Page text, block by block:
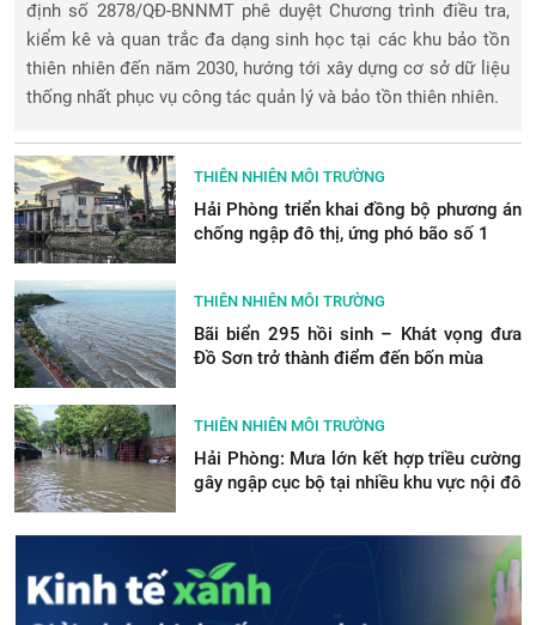
định số 2878/QĐ-BNNMT phê duyệt Chương trình điều tra,
kiểm kê và quan trắc đa dạng sinh học tại các khu bảo tồn
thiên nhiên đến năm 2030, hướng tới xây dựng cơ sở dữ liệu
thống nhất phục vụ công tác quản lý và bảo tồn thiên nhiên.
THIÊN NHIÊN MÔI TRƯỜNG
Hải Phòng triển khai đồng bộ phương án
chống ngập đô thị, ứng phó bão số 1
THIÊN NHIÊN MÔI TRƯỜNG
Bãi biển 295 hồi sinh – Khát vọng đưa
Đồ Sơn trở thành điểm đến bốn mùa
THIÊN NHIÊN MÔI TRƯỜNG
Hải Phòng: Mưa lớn kết hợp triều cường
gây ngập cục bộ tại nhiều khu vực nội đô